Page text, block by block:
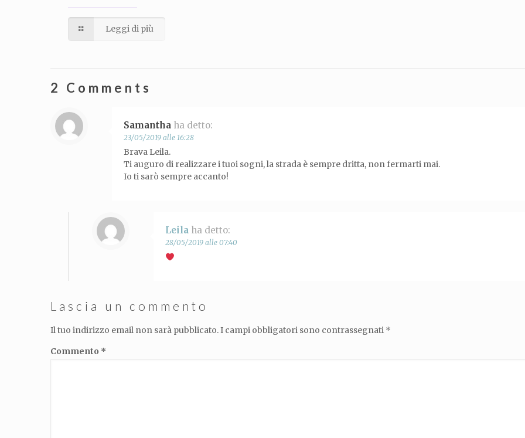
Leggi di più
2 Comments
Samantha ha detto:
23/05/2019 alle 16:28
Brava Leila.
Ti auguro di realizzare i tuoi sogni, la strada è sempre dritta, non fermarti mai.
Io ti sarò sempre accanto!
Leila ha detto:
28/05/2019 alle 07:40
Lascia un commento
Il tuo indirizzo email non sarà pubblicato.I campi obbligatori sono contrassegnati *
Commento *